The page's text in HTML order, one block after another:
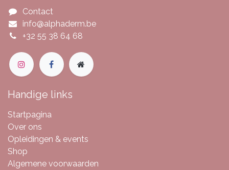
Contact
info@alphaderm.be
+32 55 38 64 68
Handige links
Startpagina
Over ons
Opleidingen & events
Shop
Algemene voorwaarden